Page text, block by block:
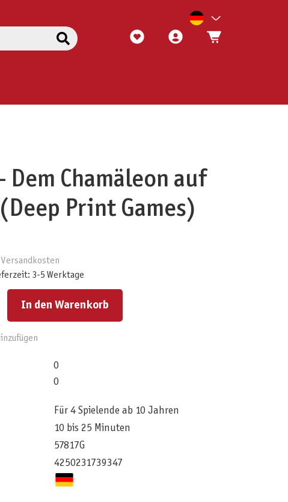
Dem Chamäleon auf
Print Games)
3-5 Werktage
Wert ein oder benutze die Schaltflächen um die Anzahl zu erhöhen oder zu reduzieren.
In den Warenkorb
0
0
Für 4 Spielende ab 10 Jahren
10 bis 25 Minuten
57817G
4250231739347